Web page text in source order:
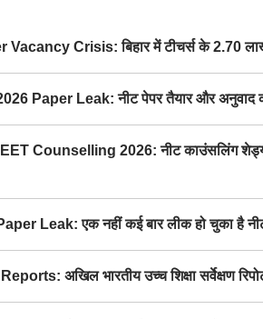
Vacancy Crisis: बिहार में टीचर्स के 2.70
Paper Leak: नीट पेपर तैयार और अनुवाद
Counselling 2026: नीट काउंसलिंग
Leak: एक नहीं कई बार लीक हो चुका है
अखिल भारतीय उच्च शिक्षा सर्वेक्षण